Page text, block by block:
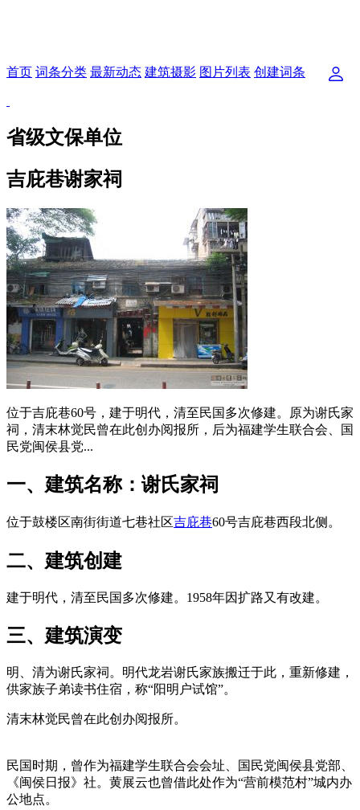
首页 词条分类 最新动态 建筑摄影 图片列表 创建词条
省级文保单位
吉庇巷谢家祠
位于吉庇巷60号，建于明代，清至民国多次修建。原为谢氏家
祠，清末林觉民曾在此创办阅报所，后为福建学生联合会、国
民党闽侯县党...
一、建筑名称：谢氏家祠
位于鼓楼区南街街道七巷社区吉庇巷60号吉庇巷西段北侧 。
二、建筑创建
建于明代，清至民国多次修建。1958年因扩路又有改建。
三、建筑演变
明、清为谢氏家祠。明代龙岩谢氏家族搬迁于此，重新修建，
供家族子弟读书住宿，称“阳明户试馆”。
清末林觉民曾在此创办阅报所。
民国时期，曾作为福建学生联合会会址、国民党闽侯县党部、
《闽侯日报》社。黄展云也曾借此处作为“营前模范村”城内办
公地点。